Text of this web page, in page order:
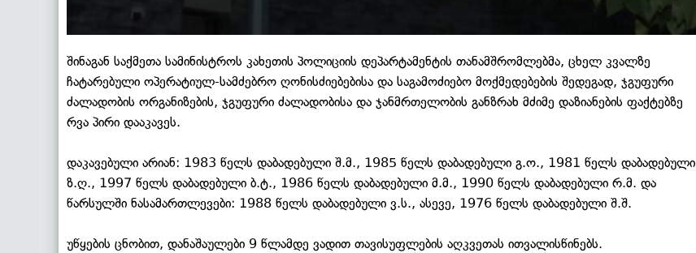
შინაგან საქმეთა სამინისტროს კახეთის პოლიციის დეპარტამენტის თანამშრომლებმა, ცხელ კვალზე
ჩატარებული ოპერატიულ-სამძებრო ღონისძიებებისა და საგამოძიებო მოქმედებების შედეგად, ჯგუფური
ძალადობის ორგანიზების, ჯგუფური ძალადობისა და ჯანმრთელობის განზრახ მძიმე დაზიანების ფაქტებზე
რვა პირი დააკავეს.
დაკავებული არიან: 1983 წელს დაბადებული შ.მ., 1985 წელს დაბადებული გ.ო., 1981 წელს დაბადებული
ზ.ღ., 1997 წელს დაბადებული ბ.ტ., 1986 წელს დაბადებული მ.მ., 1990 წელს დაბადებული რ.მ. და
წარსულში ნასამართლევები: 1988 წელს დაბადებული ვ.ს., ასევე, 1976 წელს დაბადებული შ.შ.
უწყების ცნობით, დანაშაულები 9 წლამდე ვადით თავისუფლების აღკვეთას ითვალისწინებს.